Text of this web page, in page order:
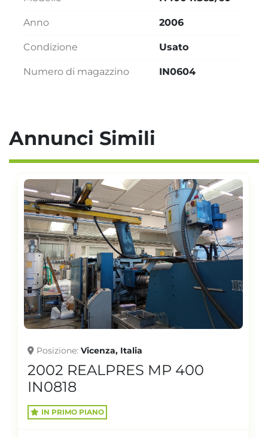
Anno 2006
Condizione Usato
Numero di magazzino IN0604
Annunci Simili
Posizione Vicenza, Italia
2002 REALPRES MP 400
IN0818
IN PRIMO PIANO